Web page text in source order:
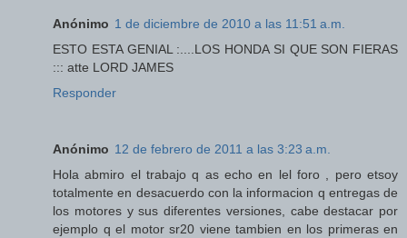
Anónimo 1 de diciembre de 2010 a las 11:51 a.m.
ESTO ESTA GENIAL :....LOS HONDA SI QUE SON FIERAS
::: atte LORD JAMES
Responder
Anónimo 12 de febrero de 2011 a las 3:23 a.m.
Hola abmiro el trabajo q as echo en lel foro , pero etsoy
totalmente en desacuerdo con la informacion q entregas de
los motores y sus diferentes versiones, cabe destacar por
ejemplo q el motor sr20 viene tambien en los primeras en